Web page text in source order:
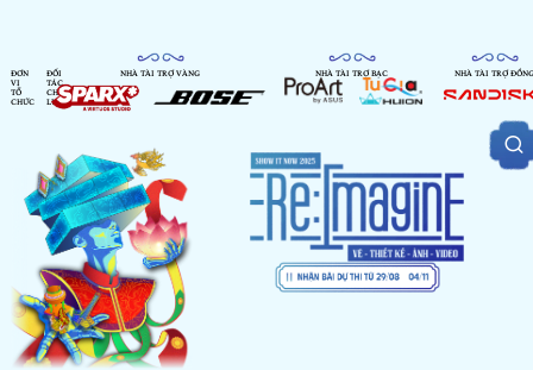
ĐƠN
VỊ
TỔ
CHỨC
ĐỐI
TÁC
CHIẾN
LƯỢC
NHÀ TÀI TRỢ VÀNG NHÀ TÀI TRỢ BẠC NHÀ TÀI TRỢ ĐỒNG